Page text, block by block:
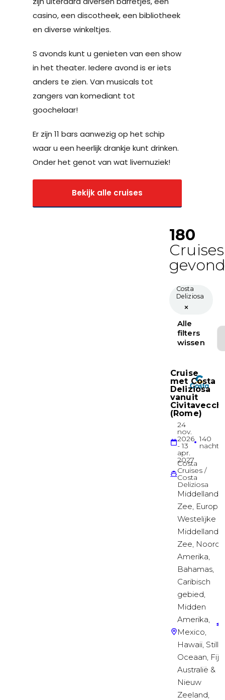
casino, een discotheek, een bibliotheek
en diverse winkeltjes.
S avonds kunt u genieten van een show
in het theater. Iedere avond is er iets
anders te zien. Van musicals tot
zangers van komediant tot
goochelaar!
Er zijn 11 bars aanwezig op het schip
waar u een heerlijk drankje kunt drinken.
Onder het genot van wat livemuziek!
Bekijk alle cruises